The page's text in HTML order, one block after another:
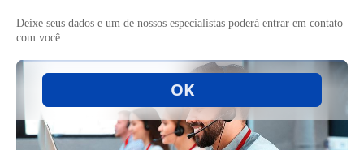
Deixe seus dados e um de nossos especialistas poderá entrar em contato
com você.